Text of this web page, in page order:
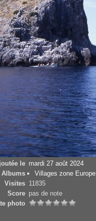
le mardi 27 août 2024
Albums
Villages zone Europe
Visites 11835
Score pas de note
photo